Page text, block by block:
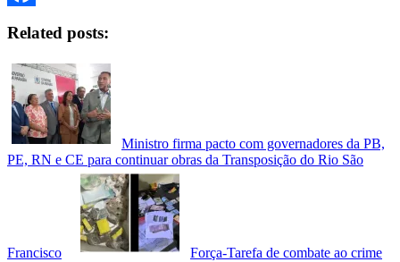
Related posts:
Ministro firma pacto com governadores da PB,
PE, RN e CE para continuar obras da Transposição do Rio São
Francisco Força-Tarefa de combate ao crime